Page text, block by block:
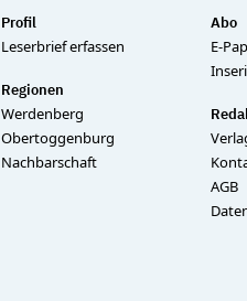
Profil
Leserbrief erfassen
Regionen
Werdenberg
Obertoggenburg
Nachbarschaft
Abo
E-
AGB